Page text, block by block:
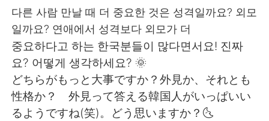
English 简体中文
繁體中文 العربية
Français Deutsch
다른 사람 만날 때 더 중요한 것은 성격일까요? 외모
일까요? 연애에서 성격보다 외모가 더
중요하다고 하는 한국분들이 많다면서요! 진짜
요? 어떻게 생각하세요? 🌞
どちらがもっと大事ですか？外見か、それとも
性格か？ 外見って答える韓国人がいっぱいい
るようですね(笑)。どう思いますか？🌜